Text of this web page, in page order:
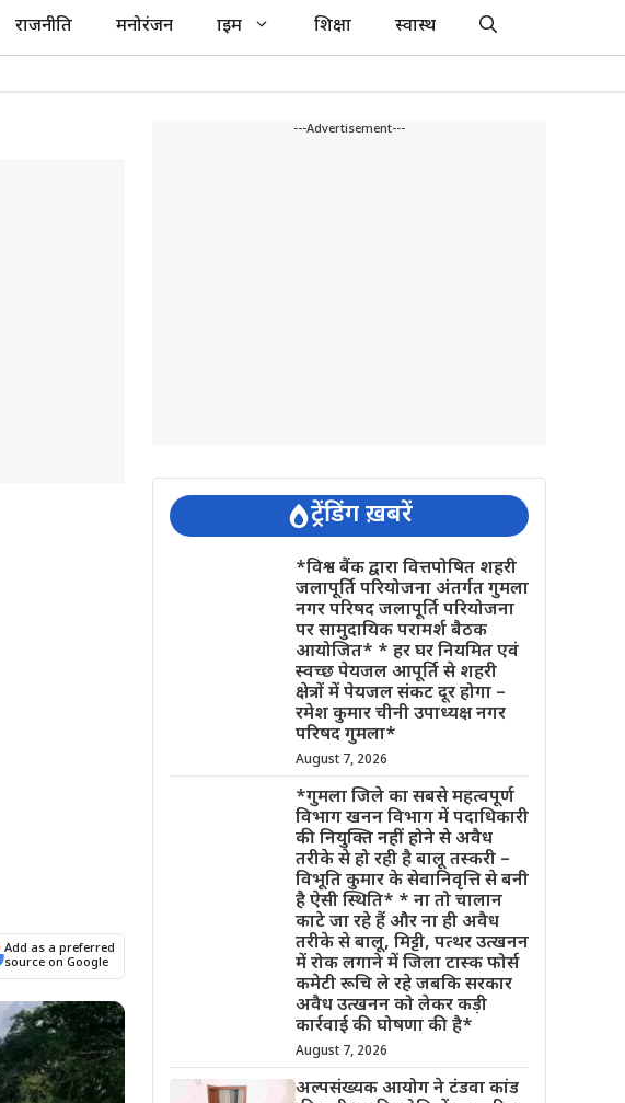
राजनीति मनोरंजन क्राइम शिक्षा स्वास्थ
Add as a preferred
source on Google
---Advertisement---
ट्रेंडिंग ख़बरें
*विश्व बैंक द्वारा वित्तपोषित शहरी
जलापूर्ति परियोजना अंतर्गत गुमला
नगर परिषद जलापूर्ति परियोजना
पर सामुदायिक परामर्श बैठक
आयोजित* * हर घर नियमित एवं
स्वच्छ पेयजल आपूर्ति से शहरी
क्षेत्रों में पेयजल संकट दूर होगा –
रमेश कुमार चीनी उपाध्यक्ष नगर
परिषद गुमला*
August 7, 2026
*गुमला जिले का सबसे महत्वपूर्ण
विभाग खनन विभाग में पदाधिकारी
की नियुक्ति नहीं होने से अवैध
तरीके से हो रही है बालू तस्करी –
विभूति कुमार के सेवानिवृत्ति से बनी
है ऐसी स्थिति* * ना तो चालान
काटे जा रहे हैं और ना ही अवैध
तरीके से बालू, मिट्टी, पत्थर उत्खनन
में रोक लगाने में जिला टास्क फोर्स
कमेटी रूचि ले रहे जबकि सरकार
अवैध उत्खनन को लेकर कड़ी
कार्रवाई की घोषणा की है*
August 7, 2026
अल्पसंख्यक आयोग ने टंडवा कांड